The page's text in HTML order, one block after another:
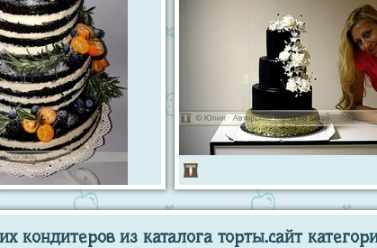
кондитеров из каталога торты.сайт